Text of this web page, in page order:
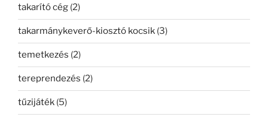
takarító cég (2)
takarmánykeverő-kiosztó kocsik (3)
temetkezés (2)
tereprendezés (2)
tűzijáték (5)